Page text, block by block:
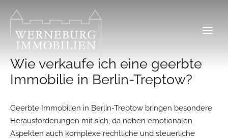
Inhalt
springen
Wie verkaufe ich eine geerbte
Immobilie in Berlin-Treptow?
Geerbte Immobilien in Berlin-Treptow bringen besondere
Herausforderungen mit sich, da neben emotionalen
Aspekten auch komplexe rechtliche und steuerliche